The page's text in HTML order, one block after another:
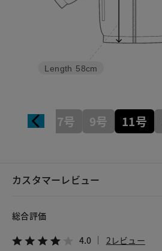
Length 58cm
7号 9号 11号
カスタマーレビュー
総合評価
4.0 2レビュー